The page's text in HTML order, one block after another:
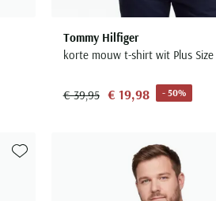
Tommy Hilfiger
korte mouw t-shirt wit Plus Size
€ 39,95 € 19,98 - 50%
Toevoegen aan favorieten